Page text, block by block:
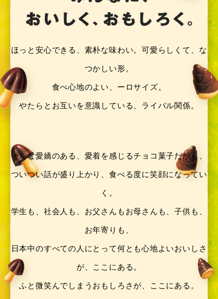
ほっと安心できる、素朴な味わい。可愛らしくて、な
つかしい形。
食べ心地のよい、ーロサイズ。
やたらとお互いを意識している、 ライバル関係。
そんな愛嬌のある、愛着を感じるチョコ菓子だから、
ついつい話が盛り上かり、 食べる度に笑顔になってい
く。
学生も、社会人も、お父さんもお母さんも、子供も、
お年寄りも、
日本中のすべての人にとって何とも心地よいおいしさ
が、ここにある。
ふと微笑んでしまうおもしろさが、ここにある。